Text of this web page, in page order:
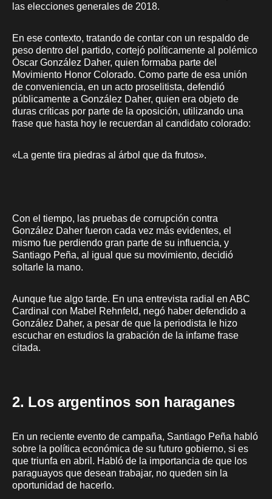
las elecciones generales de 2018.
En ese contexto, tratando de contar con un respaldo de
peso dentro del partido, cortejó políticamente al polémico
Óscar González Daher, quien formaba parte del
Movimiento Honor Colorado. Como parte de esa unión
de conveniencia, en un acto proselitista, defendió
públicamente a González Daher, quien era objeto de
duras críticas por parte de la oposición, utilizando una
frase que hasta hoy le recuerdan al candidato colorado:
«La gente tira piedras al árbol que da frutos».
Con el tiempo, las pruebas de corrupción contra
González Daher fueron cada vez más evidentes, el
mismo fue perdiendo gran parte de su influencia, y
Santiago Peña, al igual que su movimiento, decidió
soltarle la mano.
Aunque fue algo tarde. En una entrevista radial en ABC
Cardinal con Mabel Rehnfeld, negó haber defendido a
González Daher, a pesar de que la periodista le hizo
escuchar en estudios la grabación de la infame frase
citada.
2. Los argentinos son haraganes
En un reciente evento de campaña, Santiago Peña habló
sobre la política económica de su futuro gobierno, si es
que triunfa en abril. Habló de la importancia de que los
paraguayos que desean trabajar, no queden sin la
oportunidad de hacerlo.